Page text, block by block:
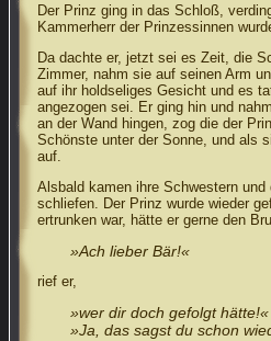
Der Prinz ging in das Schloß,
Kammerherr der Prinzessinnen
Da dachte er, jetzt sei es Zeit, die
Zimmer, nahm sie auf seinen Arm
auf ihr holdseliges Gesicht und es
angezogen sei. Er ging hin und
an der Wand hingen, zog die der
Schönste unter der Sonne, und als
auf.
Alsbald kamen ihre Schwestern
schliefen. Der Prinz wurde wieder
ertrunken war, hätte er gerne den
»Ach lieber Bär!«
rief er,
»wer dir doch gefolgt hätte!«
»Ja, das sagst du schon